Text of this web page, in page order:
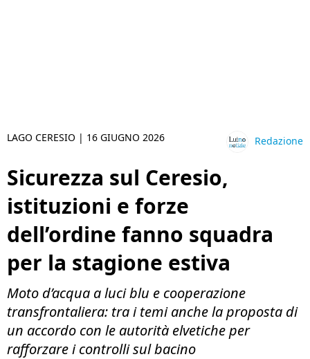
LAGO CERESIO | 16 GIUGNO 2026 Redazione
Sicurezza sul Ceresio,
istituzioni e forze
dell’ordine fanno squadra
per la stagione estiva
Moto d’acqua a luci blu e cooperazione
transfrontaliera: tra i temi anche la proposta di
un accordo con le autorità elvetiche per
rafforzare i controlli sul bacino